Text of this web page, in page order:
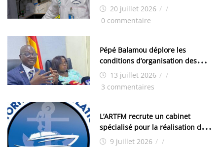
de Kamsar des techniciens
chimistes (H/F)
20 juillet 2026 / /
0 commentaire
Pépé Balamou déplore les
conditions d’organisation des
examens nationaux : « Si ce sont
les élections, on trouve tous les
13 juillet 2026 / /
3 commentaires
L’ARTFM recrute un cabinet
spécialisé pour la réalisation des
études techniques
9 juillet 2026 / /